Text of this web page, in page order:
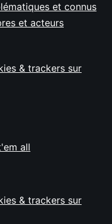
et connus
et acteurs
& trackers sur
all
& trackers sur